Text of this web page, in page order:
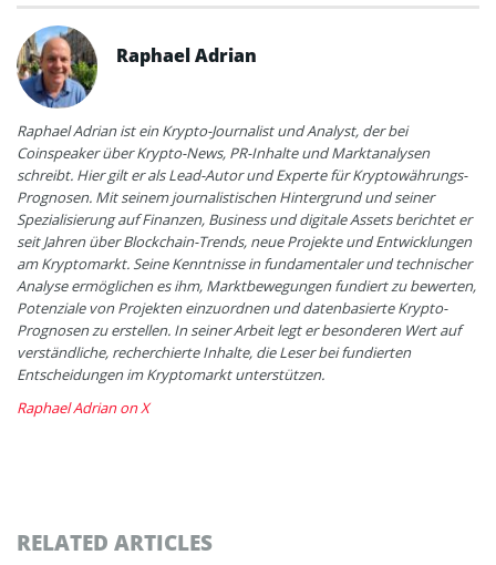
Raphael Adrian
Raphael Adrian ist ein Krypto-Journalist und Analyst, der bei
Coinspeaker über Krypto-News, PR-Inhalte und Marktanalysen
schreibt. Hier gilt er als Lead-Autor und Experte für Kryptowährungs-
Prognosen. Mit seinem journalistischen Hintergrund und seiner
Spezialisierung auf Finanzen, Business und digitale Assets berichtet er
seit Jahren über Blockchain-Trends, neue Projekte und Entwicklungen
am Kryptomarkt. Seine Kenntnisse in fundamentaler und technischer
Analyse ermöglichen es ihm, Marktbewegungen fundiert zu bewerten,
Potenziale von Projekten einzuordnen und datenbasierte Krypto-
Prognosen zu erstellen. In seiner Arbeit legt er besonderen Wert auf
verständliche, recherchierte Inhalte, die Leser bei fundierten
Entscheidungen im Kryptomarkt unterstützen.
Raphael Adrian on X
RELATED ARTICLES